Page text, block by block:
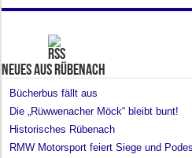
Neues aus Rübenach
Bücherbus fällt aus
Die „Rüwwenacher Möck“ bleibt bunt!
Historisches Rübenach
RMW Motorsport feiert Siege und